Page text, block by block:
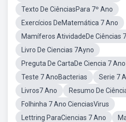
Texto De CiênciasPara 7º Ano
Exercícios DeMatemática 7 Ano
Mamíferos AtividadeDe Ciências
Livro De Ciencias 7Ayno
Preguta De CartaDe Ciencia 7 Ano
Teste 7 AnoBacterias
Serie 7
Livros7 Ano
Resumo De
Folhinha 7 Ano CienciasVirus
Lettring ParaCiencias 7 Ano